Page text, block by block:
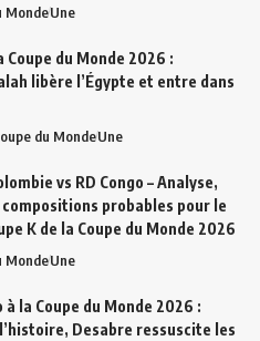
MondeUne
Coupe du Monde 2026 :
libère l’Égypte et entre dans
du MondeUne
vs RD Congo – Analyse,
probables pour le
K de la Coupe du Monde 2026
MondeUne
à la Coupe du Monde 2026 :
Desabre ressuscite les